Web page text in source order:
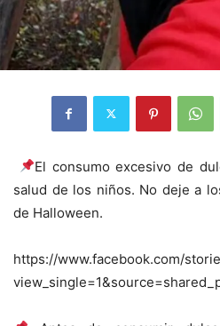
El consumo excesivo de
salud de los niños. No deje a
de Halloween.
https://www.facebook.com/